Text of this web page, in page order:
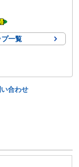
一覧
合わせ